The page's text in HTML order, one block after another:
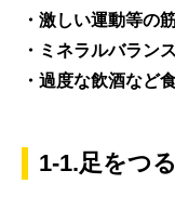
・激しい運動等の
・ミネラルバラン
・過度な飲酒など
1-1.足をつ